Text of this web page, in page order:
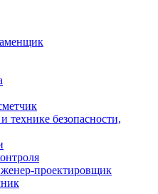
технике безопасности,
проектировщик